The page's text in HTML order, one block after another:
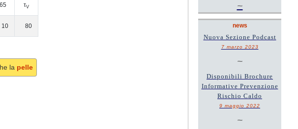
τV
10 80
la pelle
~
news
Nuova Sezione Podcast
7 marzo 2023
~
Disponibili Brochure
Informative Prevenzione
Rischio Caldo
9 maggio 2022
~